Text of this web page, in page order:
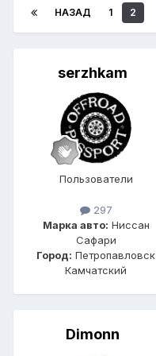
НАЗАД 1 2
serzhkam
Пользователи
297
Марка авто: Ниссан
Сафари
Город: Петропавловск
Камчатский
Dimonn